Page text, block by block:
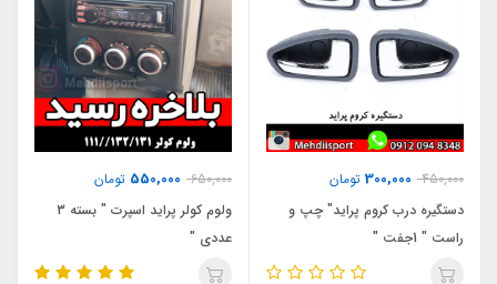
450,000
300,000 تومان
دستگیره درب کروم پراید" چپ و
راست " 1جفت "
650,000
550,000 تومان
ولوم کولر پراید اسپرت " بسته 3
عددی "